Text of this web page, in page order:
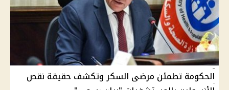
الحكومة تطمئن مرضى السكر وتكشف حقيقة نقص